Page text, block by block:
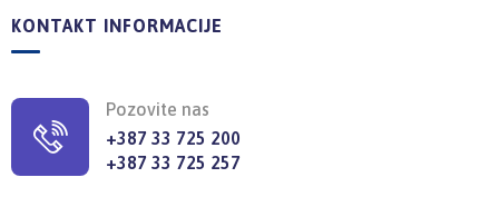
KONTAKT INFORMACIJE
Pozovite nas
+387 33 725 200
+387 33 725 257